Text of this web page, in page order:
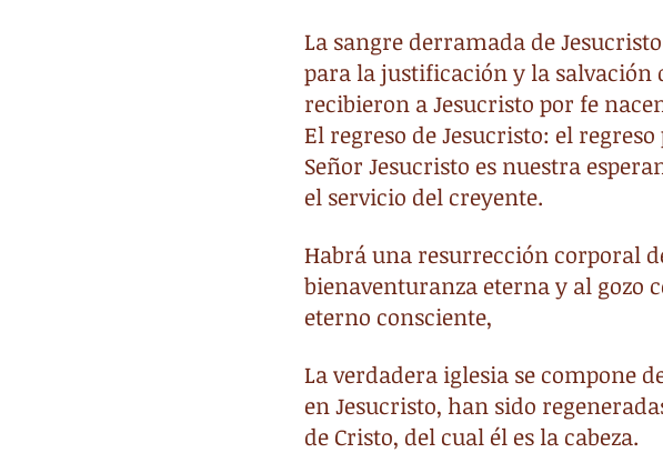
La sangre derramada de
para la justificación y la salvación
recibieron a Jesucristo por fe
El regreso de Jesucristo: el
Señor Jesucristo es nuestra
el servicio del creyente.
Habrá una resurrección corporal
bienaventuranza eterna y al gozo
eterno consciente,
La verdadera iglesia se compone
en Jesucristo, han sido
de Cristo, del cual él es la cabeza.